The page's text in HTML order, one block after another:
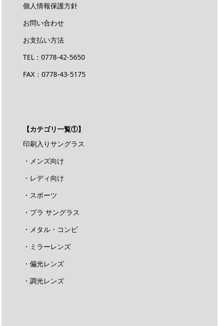
個人情報保護方針
お問い合わせ
お支払い方法
TEL：0778-42-5650
FAX：0778-43-5175
【カテゴリ一覧①】
印刷入りサングラス
・メンズ向け
・レディ向け
・スポーツ
・プラ サングラス
・メタル・コンビ
・ミラーレンズ
・偏光レンズ
・調光レンズ